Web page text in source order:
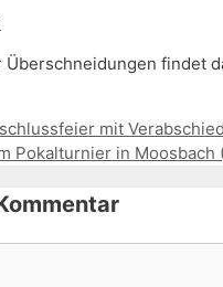
findet
mit
Pokalturnier in Moosbach